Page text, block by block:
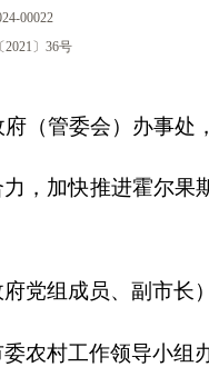
重大决策预公开
00022
〕36号
（管委会）办事
，加快推进霍尔果
党组成员、副市长
农村工作领导小组